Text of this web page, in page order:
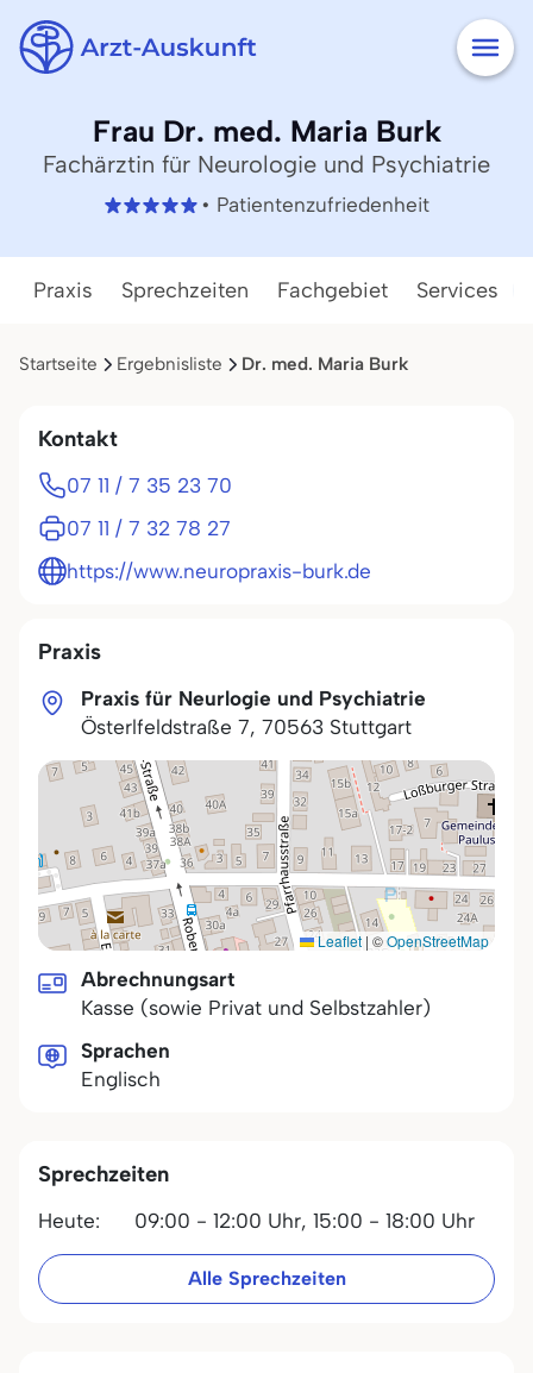
Frau Dr. med. Maria Burk
Fachärztin für Neurologie und Psychiatrie
• Patientenzufriedenheit
Praxis Sprechzeiten Fachgebiet Services
Startseite Ergebnisliste Dr. med. Maria Burk
Praxis
Praxis für Neurlogie und Psychiatrie
Österlfeldstraße 7, 70563 Stuttgart
Leaflet | ©OpenStreetMap
Abrechnungsart
Kasse (sowie Privat und Selbstzahler)
Sprachen
Englisch
Sprechzeiten
Heute: 09:00 - 12:00 Uhr, 15:00 - 18:00 Uhr
Alle Sprechzeiten
Kontakt
07 11 / 7 35 23 70
07 11 / 7 32 78 27
https://www.neuropraxis-burk.de